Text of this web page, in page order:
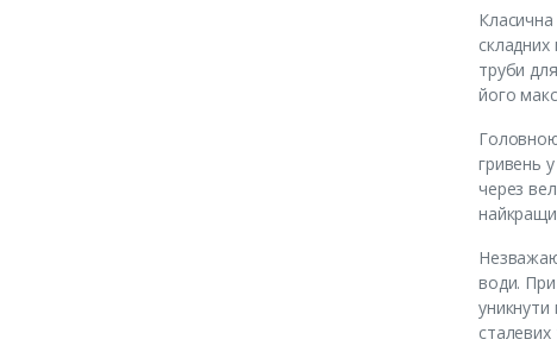
Класична
складних
труби
його
гривень
через
води.
уникнути
сталевих